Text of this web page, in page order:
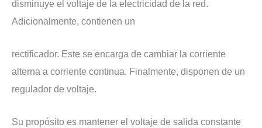
disminuye el voltaje de la electricidad de la red.
Adicionalmente, contienen un
rectificador. Este se encarga de cambiar la corriente
alterna a corriente continua. Finalmente, disponen de un
regulador de voltaje.
Su propósito es mantener el voltaje de salida constante